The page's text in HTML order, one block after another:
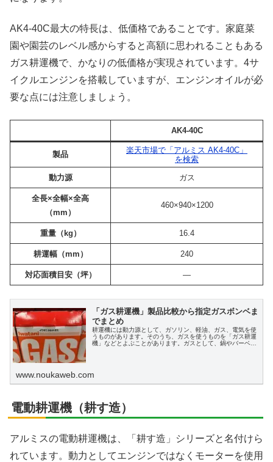
AK4-40C最大の特長は、低価格であることです。家庭菜
園や園芸のレベル感からすると高額に思われることもある
ガス耕運機で、かなりの低価格が実現されています。4サ
イクルエンジンを搭載していますが、エンジンオイルが必
要な点には注意しましょう。
AK4-40C
製品
楽天市場で「アルミス AK4-40C」
を検索
動力源
ガス
全長×全幅×全高
（mm）
460×940×1200
重量（kg） 16.4
耕運幅（mm） 240
対応面積目安（坪） ―
「ガス耕運機」製品比較から指定ガスボンベま
でまとめ
耕運機には動力源として、ガソリン、軽油、ガス、電気を使
うものがあります。そのうち、ガスを使うものを「ガス耕運
機」などとよぶことがあります。ガスとして、鍋やバーベキ
www.noukaweb.com
電動耕運機（耕す造）
アルミスの電動耕運機は、「耕す造」シリーズと名付けら
れています。動力としてエンジンではなくモーターを使用